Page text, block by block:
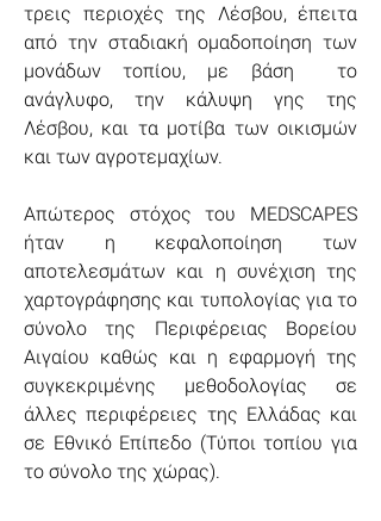
τρεις περιοχές της Λέσβου, έπειτα
από την σταδιακή ομαδοποίηση των
μονάδων τοπίου, με βάση  το
ανάγλυφο, την κάλυψη γης της
Λέσβου, και τα μοτίβα των οικισμών
και των αγροτεμαχίων.
Aπώτερος στόχος του MEDSCAPES
ήταν η κεφαλοποίηση των
αποτελεσμάτων και η συνέχιση της
χαρτογράφησης και τυπολογίας για το
σύνολο της Περιφέρειας Βορείου
Αιγαίου καθώς και η εφαρμογή της
συγκεκριμένης μεθοδολογίας σε
άλλες περιφέρειες της Ελλάδας και
σε Εθνικό Επίπεδο (Τύποι τοπίου για
το σύνολο της χώρας).